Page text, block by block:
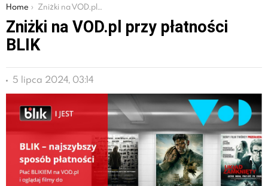
You are here:
Home Zniżki na VOD.pl przy płatności BLIK
Zniżki na VOD.pl przy płatności
BLIK
5 lipca 2024, 03:14